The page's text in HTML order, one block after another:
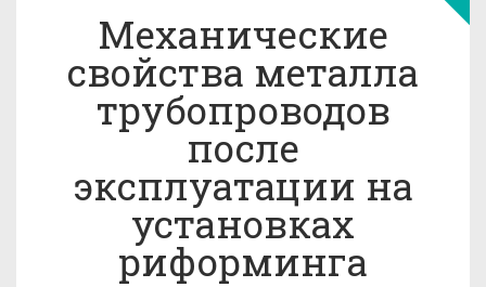
Механические
свойства металла
трубопроводов
после
эксплуатации на
установках
риформинга